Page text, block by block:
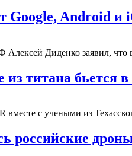
Google, Android и
Алексей Диденко заявил,
из титана бьется
с учеными из
российские